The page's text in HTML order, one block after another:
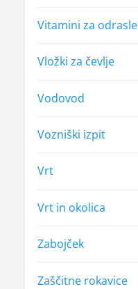
Vitamini za odrasle
Vložki za čevlje
Vodovod
Vozniški izpit
Vrt
Vrt in okolica
Zabojček
Zaščitne rokavice